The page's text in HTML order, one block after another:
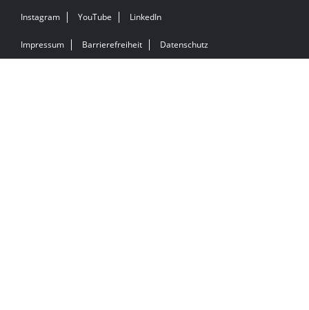
Instagram YouTube LinkedIn
Impressum Barrierefreiheit Datenschutz